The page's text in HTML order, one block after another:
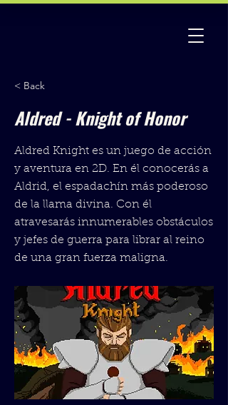
< Back
Aldred - Knight of Honor
Aldred Knight es un juego de acción
y aventura en 2D. En él conocerás a
Aldrid, el espadachín más poderoso
de la llama divina. Con él
atravesarás innumerables obstáculos
y jefes de guerra para librar al reino
de una gran fuerza maligna.